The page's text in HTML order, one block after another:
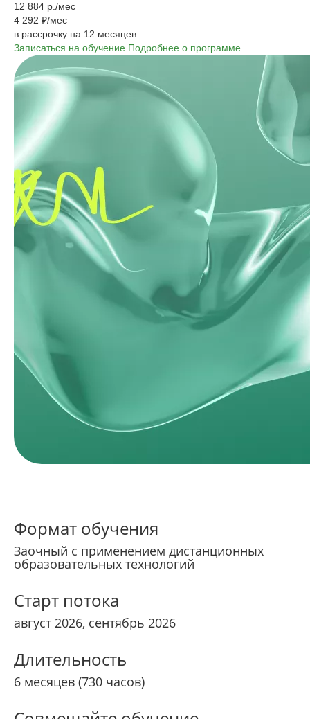
12 884 р./мес
4 292 ₽/мес
в рассрочку на 12 месяцев
Записаться на обучение Подробнее о программе
Формат обучения
Заочный с применением дистанционных
образовательных технологий
Старт потока
август 2026, сентябрь 2026
Длительность
6 месяцев (730 часов)